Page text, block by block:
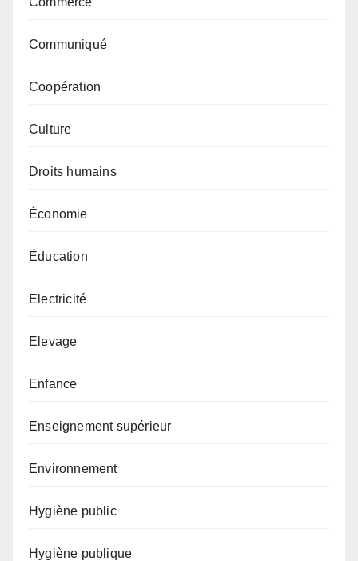
Communiqué
Coopération
Culture
Droits humains
Économie
Éducation
Electricité
Elevage
Enfance
Enseignement supérieur
Environnement
Hygiène public
Hygiène publique